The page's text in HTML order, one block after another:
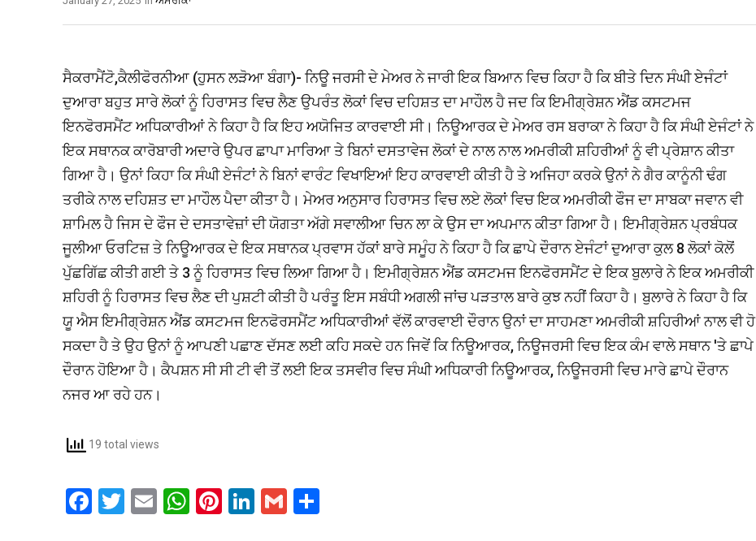
ਸੈਕਰਾਮੈਂਟੋ,ਕੈਲੀਫੋਰਨੀਆ (ਹੁਸਨ ਲੜੋਆ ਬੰਗਾ)- ਨਿਊ ਜਰਸੀ ਦੇ ਮੇਅਰ ਨੇ ਜਾਰੀ ਇਕ ਬਿਆਨ ਵਿਚ ਕਿਹਾ ਹੈ ਕਿ ਬੀਤੇ ਦਿਨ ਸੰਘੀ ਏਜੰਟਾਂ
ਦੁਆਰਾ ਬਹੁਤ ਸਾਰੇ ਲੋਕਾਂ ਨੂੰ ਹਿਰਾਸਤ ਵਿਚ ਲੈਣ ਉਪਰੰਤ ਲੋਕਾਂ ਵਿਚ ਦਹਿਸ਼ਤ ਦਾ ਮਾਹੌਲ ਹੈ ਜਦ ਕਿ ਇਮੀਗ੍ਰੇਸ਼ਨ ਐਂਡ ਕਸਟਮਜ
ਇਨਫੋਰਸਮੈਂਟ ਅਧਿਕਾਰੀਆਂ ਨੇ ਕਿਹਾ ਹੈ ਕਿ ਇਹ ਅਯੋਜਿਤ ਕਾਰਵਾਈ ਸੀ। ਨਿਊਆਰਕ ਦੇ ਮੇਅਰ ਰਸ ਬਰਾਕਾ ਨੇ ਕਿਹਾ ਹੈ ਕਿ ਸੰਘੀ ਏਜੰਟਾਂ ਨੇ
ਇਕ ਸਥਾਨਕ ਕਾਰੋਬਾਰੀ ਅਦਾਰੇ ਉਪਰ ਛਾਪਾ ਮਾਰਿਆ ਤੇ ਬਿਨਾਂ ਦਸਤਾਵੇਜ ਲੋਕਾਂ ਦੇ ਨਾਲ ਨਾਲ ਅਮਰੀਕੀ ਸ਼ਹਿਰੀਆਂ ਨੂੰ ਵੀ ਪ੍ਰੇਸ਼ਾਨ ਕੀਤਾ
ਗਿਆ ਹੈ। ਉਨਾਂ ਕਿਹਾ ਕਿ ਸੰਘੀ ਏਜੰਟਾਂ ਨੇ ਬਿਨਾਂ ਵਾਰੰਟ ਵਿਖਾਇਆਂ ਇਹ ਕਾਰਵਾਈ ਕੀਤੀ ਹੈ ਤੇ ਅਜਿਹਾ ਕਰਕੇ ਉਨਾਂ ਨੇ ਗੈਰ ਕਾਨੂੰਨੀ ਢੰਗ
ਤਰੀਕੇ ਨਾਲ ਦਹਿਸ਼ਤ ਦਾ ਮਾਹੌਲ ਪੈਦਾ ਕੀਤਾ ਹੈ। ਮੇਅਰ ਅਨੁਸਾਰ ਹਿਰਾਸਤ ਵਿਚ ਲਏ ਲੋਕਾਂ ਵਿਚ ਇਕ ਅਮਰੀਕੀ ਫੌਜ ਦਾ ਸਾਬਕਾ ਜਵਾਨ ਵੀ
ਸ਼ਾਮਿਲ ਹੈ ਜਿਸ ਦੇ ਫੌਜ ਦੇ ਦਸਤਾਵੇਜ਼ਾਂ ਦੀ ਯੋਗਤਾ ਅੱਗੇ ਸਵਾਲੀਆ ਚਿਨ ਲਾ ਕੇ ਉਸ ਦਾ ਅਪਮਾਨ ਕੀਤਾ ਗਿਆ ਹੈ। ਇਮੀਗ੍ਰੇਸ਼ਨ ਪ੍ਰਬੰਧਕ
ਜੂਲੀਆ ਓਰਟਿਜ਼ ਤੇ ਨਿਊਆਰਕ ਦੇ ਇਕ ਸਥਾਨਕ ਪ੍ਰਵਾਸ ਹੱਕਾਂ ਬਾਰੇ ਸਮੂੰਹ ਨੇ ਕਿਹਾ ਹੈ ਕਿ ਛਾਪੇ ਦੌਰਾਨ ਏਜੰਟਾਂ ਦੁਆਰਾ ਕੁਲ 8 ਲੋਕਾਂ ਕੋਲੋਂ
ਪੁੱਛਗਿੱਛ ਕੀਤੀ ਗਈ ਤੇ 3 ਨੂੰ ਹਿਰਾਸਤ ਵਿਚ ਲਿਆ ਗਿਆ ਹੈ। ਇਮੀਗ੍ਰੇਸ਼ਨ ਐਂਡ ਕਸਟਮਜ ਇਨਫੋਰਸਮੈਂਟ ਦੇ ਇਕ ਬੁਲਾਰੇ ਨੇ ਇਕ ਅਮਰੀਕੀ
ਸ਼ਹਿਰੀ ਨੂੰ ਹਿਰਾਸਤ ਵਿਚ ਲੈਣ ਦੀ ਪੁਸ਼ਟੀ ਕੀਤੀ ਹੈ ਪਰੰਤੂ ਇਸ ਸਬੰਧੀ ਅਗਲੀ ਜਾਂਚ ਪੜਤਾਲ ਬਾਰੇ ਕੁਝ ਨਹੀਂ ਕਿਹਾ ਹੈ। ਬੁਲਾਰੇ ਨੇ ਕਿਹਾ ਹੈ ਕਿ
ਯੂ ਐਸ ਇਮੀਗ੍ਰੇਸ਼ਨ ਐਂਡ ਕਸਟਮਜ ਇਨਫੋਰਸਮੈਂਟ ਅਧਿਕਾਰੀਆਂ ਵੱਲੋਂ ਕਾਰਵਾਈ ਦੌਰਾਨ ਉਨਾਂ ਦਾ ਸਾਹਮਣਾ ਅਮਰੀਕੀ ਸ਼ਹਿਰੀਆਂ ਨਾਲ ਵੀ ਹੋ
ਸਕਦਾ ਹੈ ਤੇ ਉਹ ਉਨਾਂ ਨੂੰ ਆਪਣੀ ਪਛਾਣ ਦੱਸਣ ਲਈ ਕਹਿ ਸਕਦੇ ਹਨ ਜਿਵੇਂ ਕਿ ਨਿਊਆਰਕ, ਨਿਊਜਰਸੀ ਵਿਚ ਇਕ ਕੰਮ ਵਾਲੇ ਸਥਾਨ 'ਤੇ ਛਾਪੇ
ਦੌਰਾਨ ਹੋਇਆ ਹੈ। ਕੈਪਸ਼ਨ ਸੀ ਸੀ ਟੀ ਵੀ ਤੋਂ ਲਈ ਇਕ ਤਸਵੀਰ ਵਿਚ ਸੰਘੀ ਅਧਿਕਾਰੀ ਨਿਊਆਰਕ, ਨਿਊਜਰਸੀ ਵਿਚ ਮਾਰੇ ਛਾਪੇ ਦੌਰਾਨ
ਨਜਰ ਆ ਰਹੇ ਹਨ।
19 total views
F
T
E
W Pi Li
G